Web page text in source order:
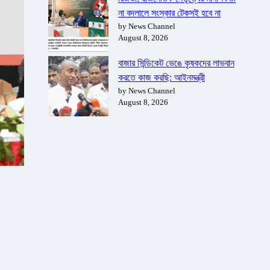
না বদলালে সংস্কার টেকসই হবে না
by News Channel
August 8, 2026
বাজার সিন্ডিকেট ভেঙে কৃষকদের লাভবান
করতে কাজ করছি: আইনমন্ত্রী
by News Channel
August 8, 2026